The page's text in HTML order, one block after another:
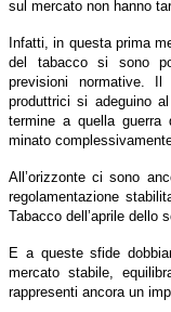
sul mercato non hanno
Infatti, in questa prima
del tabacco si sono
previsioni normative.
produttrici si adeguino
termine a quella
minato
All’orizzonte ci sono
regolamentazione
Tabacco dell’aprile dello
E a queste sfide
mercato stabile,
rappresenti ancora un